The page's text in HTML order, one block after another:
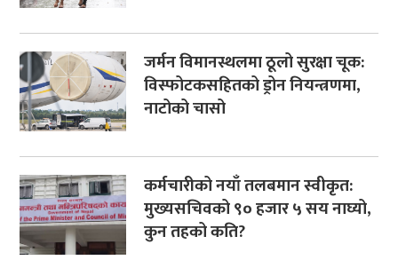
जर्मन विमानस्थलमा ठूलो सुरक्षा चूक:
विस्फोटकसहितको ड्रोन नियन्त्रणमा,
नाटोको चासो
कर्मचारीको नयाँ तलबमान स्वीकृत:
मुख्यसचिवको ९० हजार ५ सय नाघ्यो,
कुन तहको कति?